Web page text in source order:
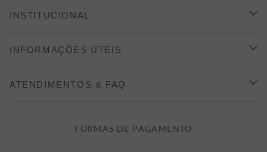
INSTITUCIONAL
CONHEÇA A ALEATORY
INFORMAÇÕES ÚTEIS
FORMAS DE PAGAMENTO
ATENDIMENTOS & FAQ
FORMAS DE PAGAMENTO